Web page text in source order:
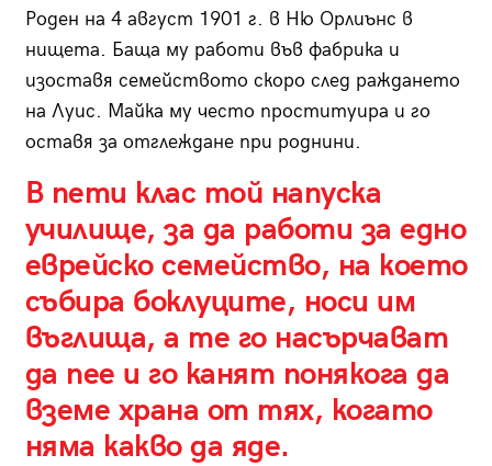
Роден на 4 август 1901 г. в Ню Орлиънс в
нищета. Баща му работи във фабрика и
изоставя семейството скоро след раждането
на Луис. Майка му често проституира и го
оставя за отглеждане при роднини.
В пети клас той напуска
училище, за да работи за едно
еврейско семейство, на което
събира боклуците, носи им
въглища, а те го насърчават
да пее и го канят понякога да
вземе храна от тях, когато
няма какво да яде.